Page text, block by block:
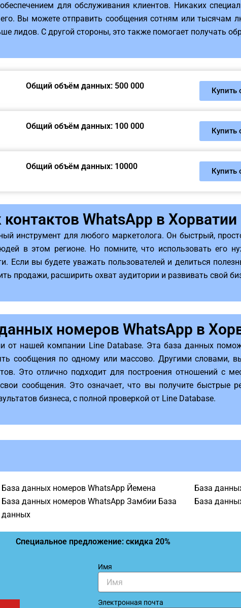
для обслуживания клиентов. Никаких
Вы можете отправить сообщения сотням или тысячам
лидов. С другой стороны, это также помогает получать
Общий объём данных: 500 000 Купить
Общий объём данных: 100 000 Купить
Общий объём данных: 10000 Купить
WhatsApp в Хорватии
инструмент для любого маркетолога. Он быстрый,
в этом регионе. Но помните, что использовать его
Если вы будете уважать пользователей и делиться
продажи, расширить охват аудитории и развивать свой
номеров WhatsApp в
от нашей компании Line Database. Эта база данных
сообщения по одному или массово. Другими словами,
Это отлично подходит для построения отношений с
сообщения. Это означает, что вы получите быстрые
бизнеса, с полной проверкой от Line Database.
База данных номеров WhatsApp Йемена
База данных номеров WhatsApp Замбии База
данных
База
База
Специальное предложение: скидка 20%
Имя
Электронная почта